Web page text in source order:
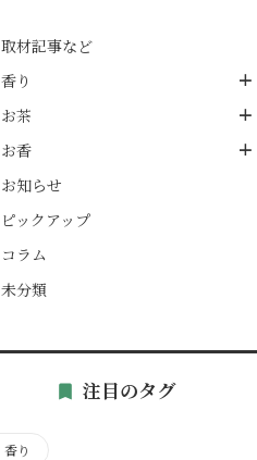
取材記事など
香り
お茶
お香
お知らせ
ピックアップ
コラム
未分類
注目のタグ
香り